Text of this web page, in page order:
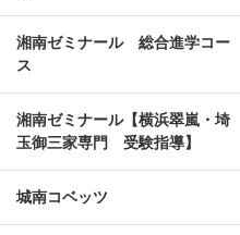
湘南ゼミナール 総合進学コー
ス
湘南ゼミナール【横浜翠嵐・埼
玉御三家専門 受験指導】
城南コベッツ